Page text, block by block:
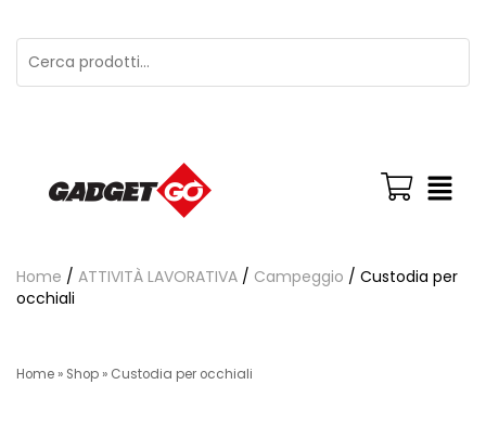
Home / ATTIVITÀ LAVORATIVA / Campeggio / Custodia per
occhiali
Home » Shop » Custodia per occhiali